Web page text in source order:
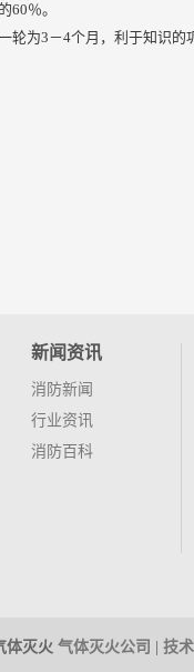
60％。
为3－4个月，利于知识的
新闻资讯
消防新闻
行业资讯
消防百科
体灭火 气体灭火公司 | 技术